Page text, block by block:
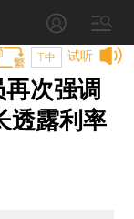
试听
T中
再次强调
透露利率